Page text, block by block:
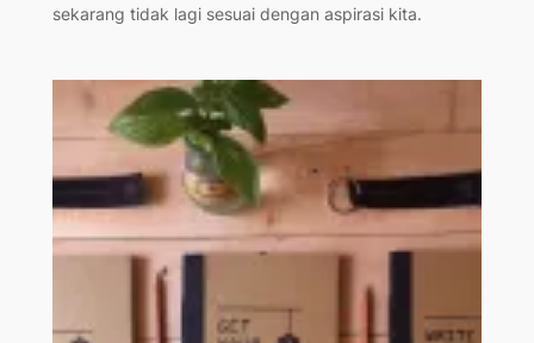
sekarang tidak lagi sesuai dengan aspirasi kita.